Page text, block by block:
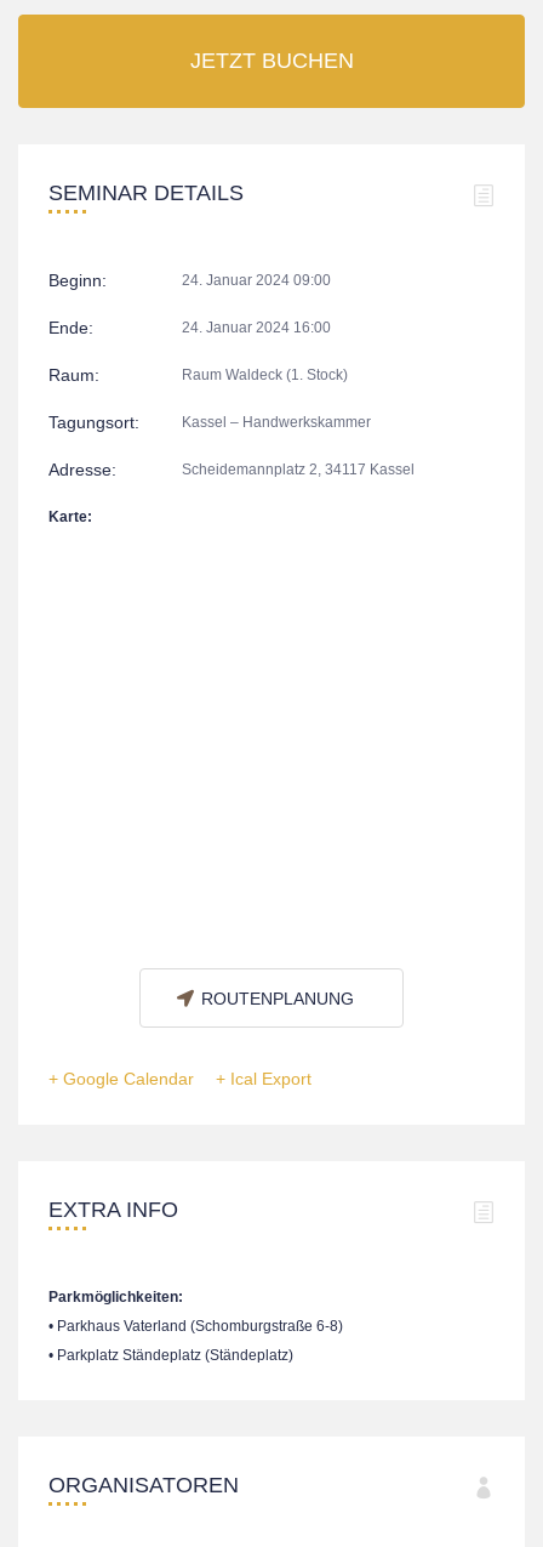
JETZT BUCHEN
SEMINAR DETAILS
Beginn: 24. Januar 2024 09:00
Ende: 24. Januar 2024 16:00
Raum: Raum Waldeck (1. Stock)
Tagungsort: Kassel – Handwerkskammer
Adresse: Scheidemannplatz 2, 34117 Kassel
Karte:
ROUTENPLANUNG
+ Google Calendar + Ical Export
EXTRA INFO
Parkmöglichkeiten:
• Parkhaus Vaterland (Schomburgstraße 6-8)
• Parkplatz Ständeplatz (Ständeplatz)
ORGANISATOREN